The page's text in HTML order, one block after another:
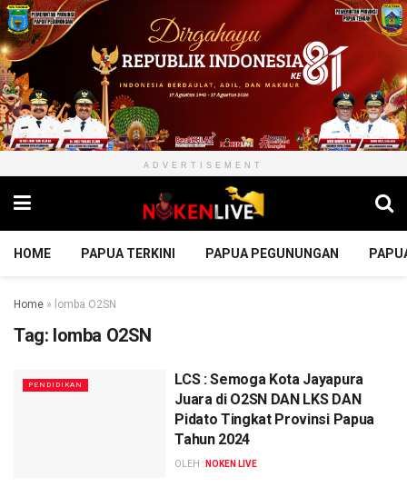
ADVERTISEMENT
HOME PAPUA TERKINI PAPUA PEGUNUNGAN
Home » lomba O2SN
Tag: lomba O2SN
PENDIDIKAN
LCS : Semoga Kota Jayapura
Juara di O2SN DAN LKS DAN
Pidato Tingkat Provinsi Papua
Tahun 2024
OLEH : NOKEN LIVE